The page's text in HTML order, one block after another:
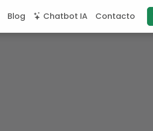
Blog Chatbot IA Contacto